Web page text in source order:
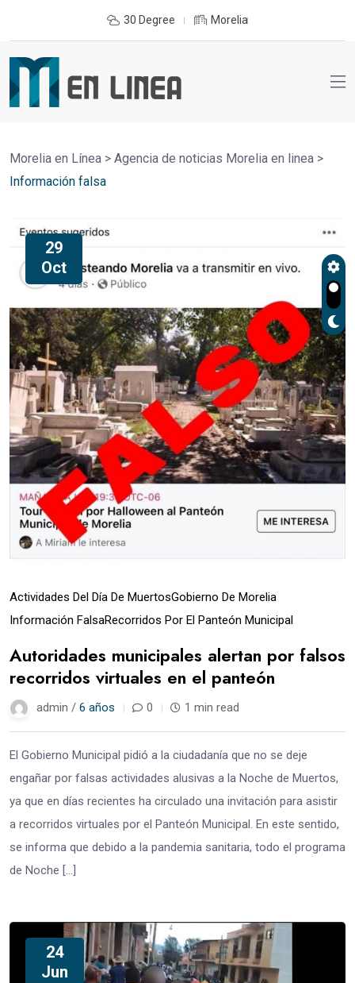
30 Degree Morelia
Morelia en Línea > Agencia de noticias Morelia en linea >
Información falsa
29
Oct
Actividades Del Día De MuertosGobierno De Morelia
Información FalsaRecorridos Por El Panteón Municipal
Autoridades municipales alertan por falsos
recorridos virtuales en el panteón
admin / 6 años 0 1 min read
El Gobierno Municipal pidió a la ciudadanía que no se deje
engañar por falsas actividades alusivas a la Noche de Muertos,
ya que en días recientes ha circulado una invitación para asistir
a recorridos virtuales por el Panteón Municipal. En este sentido,
se informa que debido a la pandemia sanitaria, todo el programa
de Noche […]
24
Jun